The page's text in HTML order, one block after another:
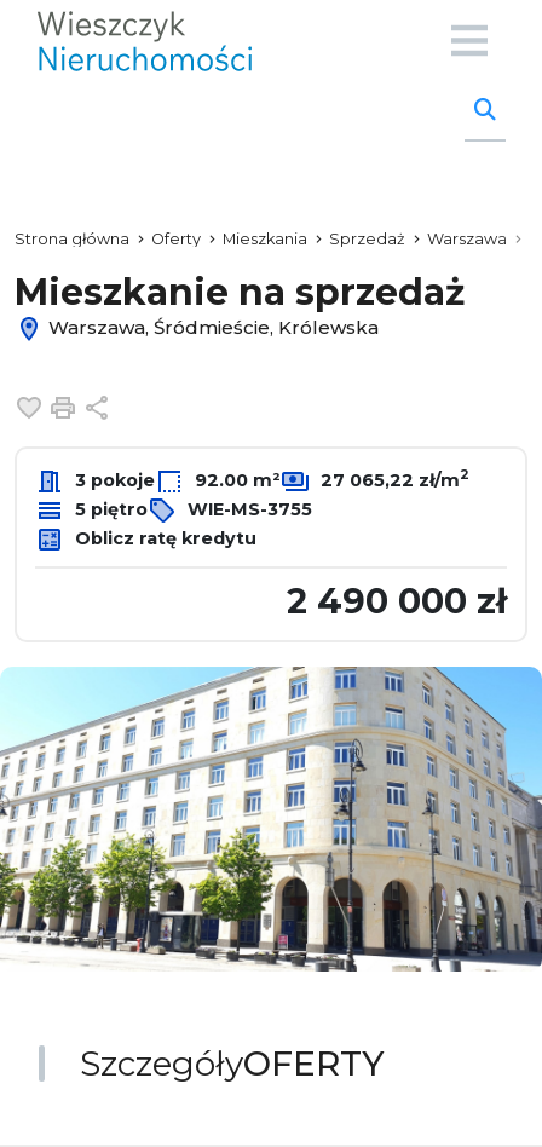
Strona główna Oferty Mieszkania Sprzedaż Warszawa
Mieszkanie na sprzedaż
Warszawa, Śródmieście, Królewska
Dodaj do ulubionych
Drukuj
3 pokoje 92.00 m² 27 065,22 zł/m2
5 piętro
WIE-MS-3755
Oblicz ratę kredytu
2 490 000 zł
SzczegółyOFERTY